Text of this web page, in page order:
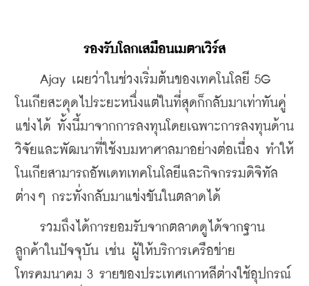
รองรับโลกเสมือนเมตาเวิร์ส
Ajay เผยว่าในช่วงเริ่มต้นของเทคโนโลยี 5G
โนเกียสะดุดไประยะหนึ่งแต่ในที่สุดก็กลับมาเท่าทันคู่
แข่งได้ ทั้งนี้มาจากการลงทุนโดยเฉพาะการลงทุนด้าน
วิจัยและพัฒนาที่ใช้งบมหาศาลมาอย่างต่อเนื่อง ทำให้
โนเกียสามารถอัพเดทเทคโนโลยีและกิจกรรมดิจิทัล
ต่างๆ กระทั่งกลับมาแข่งขันในตลาดได้
รวมถึงได้การยอมรับจากตลาดดูได้จากฐาน
ลูกค้าในปัจจุบัน เช่น ผู้ให้บริการเครือข่าย
โทรคมนาคม 3 รายของประเทศเกาหลีต่างใช้อุปกรณ์